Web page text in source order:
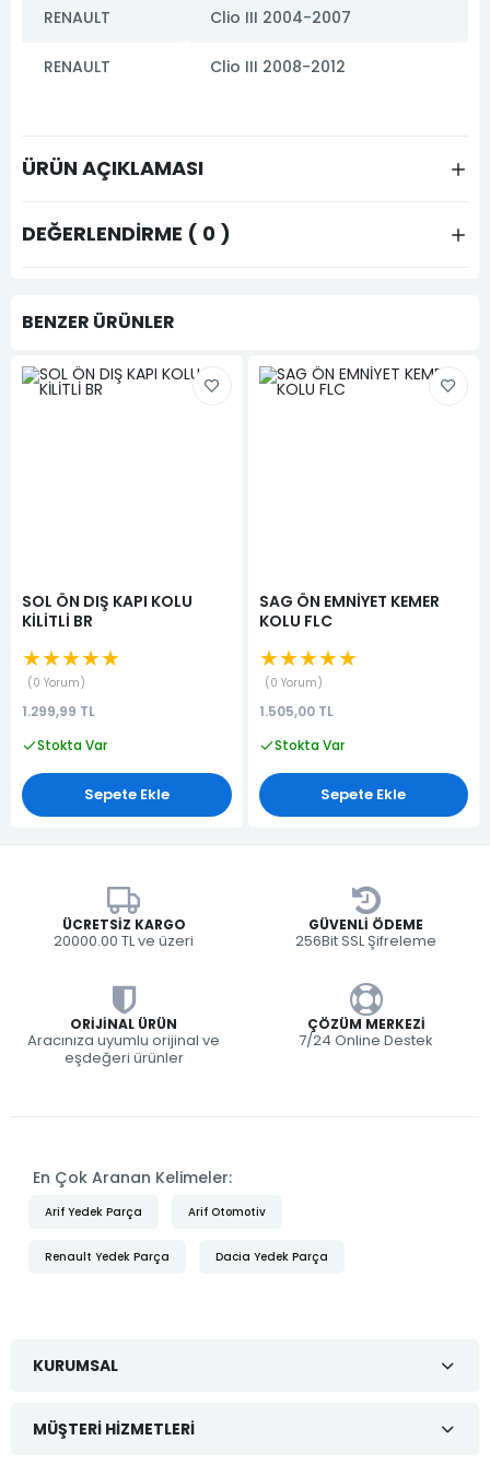
RENAULT Clio III 2004-2007
RENAULT Clio III 2008-2012
ÜRÜN AÇIKLAMASI
DEĞERLENDIRME ( 0 )
BENZER ÜRÜNLER
SOL ÖN DIŞ KAPI KOLU
KİLİTLİ BR
★★★★★
0 Yorum
1.299,99 TL
Stokta Var
Sepete Ekle
SAG ÖN EMNİYET KEMER
KOLU FLC
★★★★★
0 Yorum
1.505,00 TL
Stokta Var
Sepete Ekle
ÜCRETSIZ KARGO
20000.00 TL ve üzeri
GÜVENLI ÖDEME
256Bit SSL Şifreleme
ORIJINAL ÜRÜN
Aracınıza uyumlu orijinal ve
eşdeğeri ürünler
ÇÖZÜM MERKEZI
7/24 Online Destek
En Çok Aranan Kelimeler:
Arif Yedek Parça Arif Otomotiv
Renault Yedek Parça Dacia Yedek Parça
KURUMSAL
MÜŞTERI HIZMETLERI